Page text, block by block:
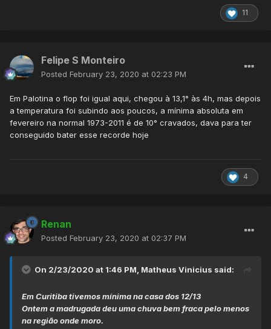
11
Felipe S Monteiro
Posted February 23, 2020 at 02:23 PM
Em Palotina o flop foi igual aqui, chegou à 13,1° às 4h, mas depois
a temperatura foi subindo aos poucos, a mínima absoluta em
fevereiro na normal 1973-2011 é de 10° cravados, dava para ter
conseguido bater esse recorde hoje
4
Renan
Posted February 23, 2020 at 02:37 PM
On 2/23/2020 at 1:46 PM, Matheus Vinicius said:
Em Curitiba tivemos mínima na casa dos 12/13
Ontem a madrugada deu uma chuva bem fraca pelo menos
na região onde moro.